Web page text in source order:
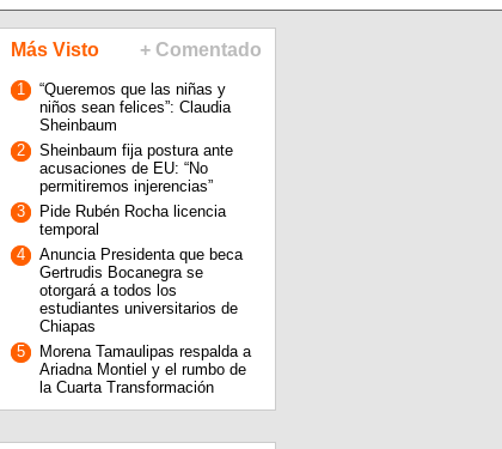
Más Visto + Comentado
1
“Queremos que las niñas y
niños sean felices”: Claudia
Sheinbaum
2
Sheinbaum fija postura ante
acusaciones de EU: “No
permitiremos injerencias”
3
Pide Rubén Rocha licencia
temporal
4
Anuncia Presidenta que beca
Gertrudis Bocanegra se
otorgará a todos los
estudiantes universitarios de
Chiapas
5
Morena Tamaulipas respalda a
Ariadna Montiel y el rumbo de
la Cuarta Transformación